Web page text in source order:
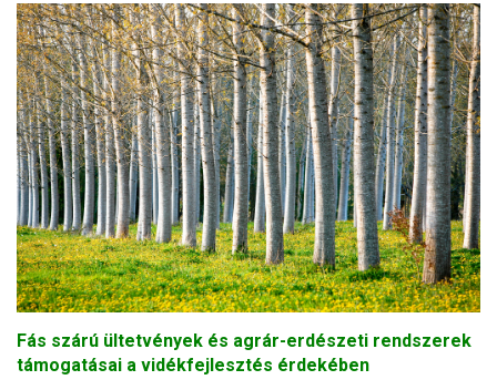
Fás szárú ültetvények és agrár-erdészeti rendszerek
támogatásai a vidékfejlesztés érdekében